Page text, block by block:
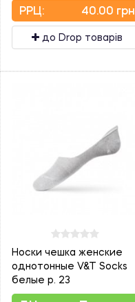
PPЦ: 40.00 грн
до Drop товарів
Носки чешка женские
однотонные V&T Socks
белые р. 23